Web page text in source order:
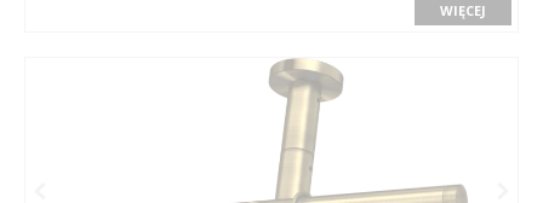
WIĘCEJ